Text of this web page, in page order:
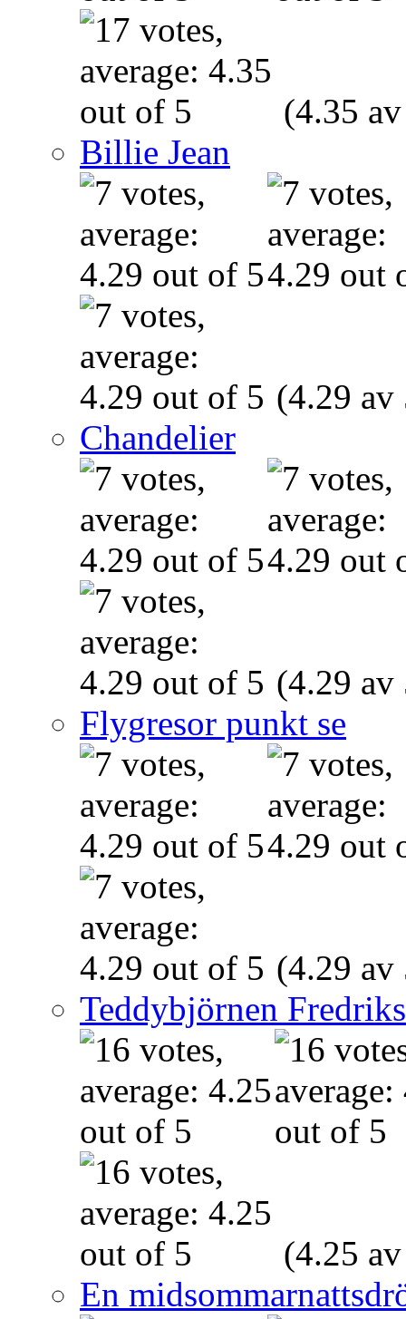
(4.35
Billie Jean
(4.29 av
Chandelier
(4.29 av
Flygresor punkt se
(4.29 av
Teddybjörnen
(4.25
En